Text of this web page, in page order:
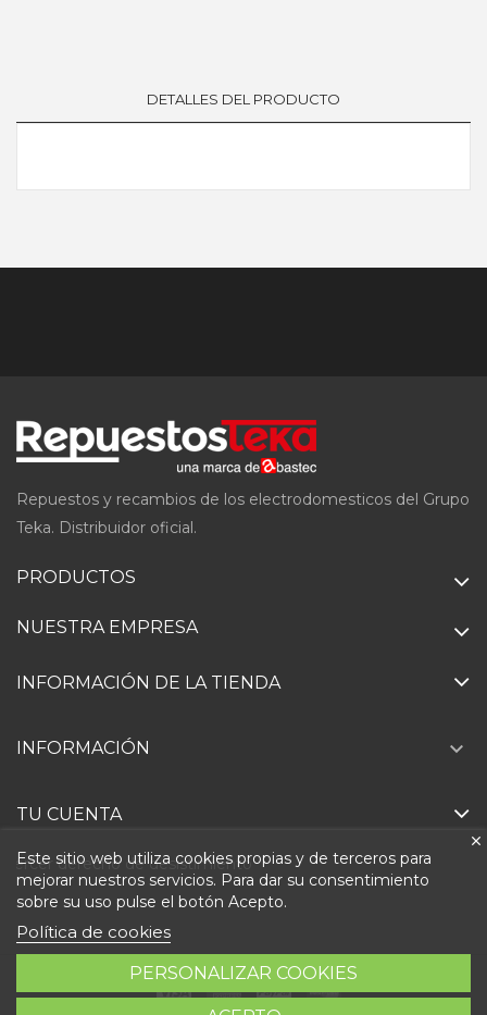
DETALLES DEL PRODUCTO
Repuestos y recambios de los electrodomesticos del Grupo
Teka. Distribuidor oficial.
PRODUCTOS
NUESTRA EMPRESA
INFORMACIÓN DE LA TIENDA
Este sitio web utiliza cookies propias y de terceros para
mejorar nuestros servicios. Para dar su consentimiento
sobre su uso pulse el botón Acepto.
Política de cookies
PERSONALIZAR COOKIES
INFORMACIÓN 
TU CUENTA
Ejercer derecho de desistimiento